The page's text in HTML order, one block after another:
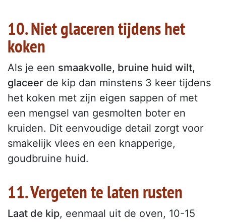
10. Niet glaceren tijdens het
koken
Als je een smaakvolle, bruine huid wilt,
glaceer de kip dan minstens 3 keer tijdens
het koken met zijn eigen sappen of met
een mengsel van gesmolten boter en
kruiden. Dit eenvoudige detail zorgt voor
smakelijk vlees en een knapperige,
goudbruine huid.
11. Vergeten te laten rusten
Laat de kip, eenmaal uit de oven, 10-15